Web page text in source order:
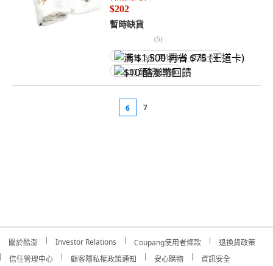
$202
暫時缺貨
(5)
满 $1,500 再省 $75 (王道卡)
$10 酷澎幣回饋
6 7
關於酷澎 Investor Relations Coupang使用者條款
退換貨政策
信任管理中心
顧客隱私權政策通知 安心購物 資訊安全